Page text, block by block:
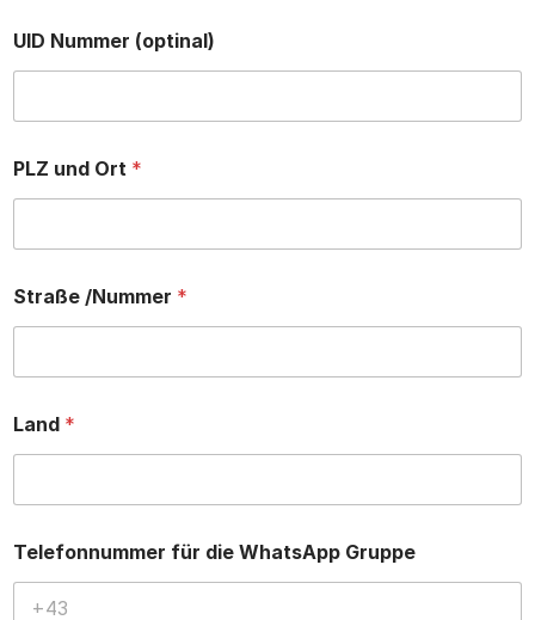
UID Nummer (optinal)
PLZ und Ort *
Straße /Nummer *
Land *
Telefonnummer für die WhatsApp Gruppe